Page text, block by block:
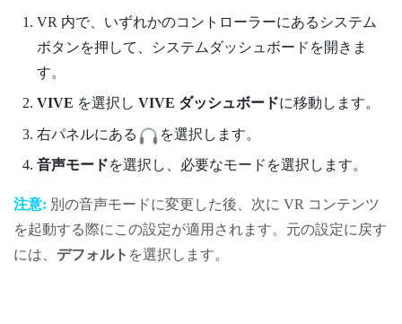
VR 内で、いずれかのコントローラーにあるシステム
ボタンを押して、システムダッシュボードを開きま
す。
VIVE を選択し VIVE ダッシュボードに移動します。
右パネルにある を選択します。
音声モードを選択し、必要なモードを選択します。
注意: 別の音声モードに変更した後、次に VR コンテンツ
を起動する際にこの設定が適用されます。元の設定に戻す
には、 デフォルト を選択します。